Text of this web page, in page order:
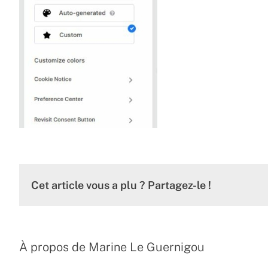
Cet article vous a plu ? Partagez-le !
À propos de Marine Le Guernigou